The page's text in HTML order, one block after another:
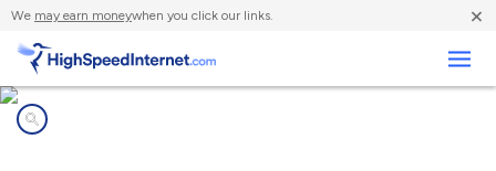
We may earn moneywhen you click our links. ×